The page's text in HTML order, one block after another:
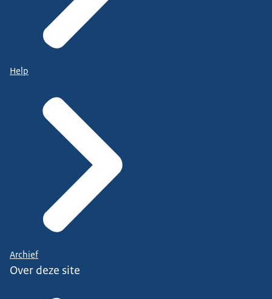
Help
Archief
Over deze site